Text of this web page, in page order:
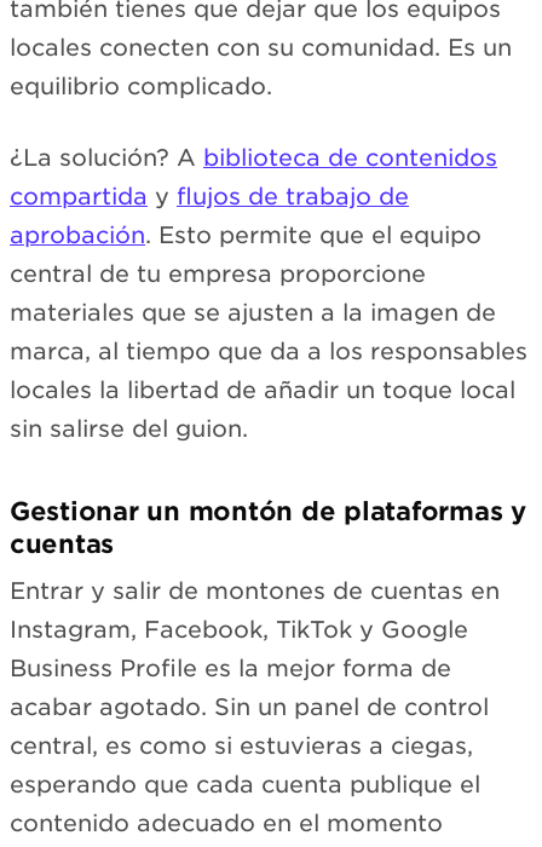
también tienes que dejar que los equipos
locales conecten con su comunidad. Es un
equilibrio complicado.
¿La solución? A biblioteca de contenidos
compartida y flujos de trabajo de
aprobación. Esto permite que el equipo
central de tu empresa proporcione
materiales que se ajusten a la imagen de
marca, al tiempo que da a los responsables
locales la libertad de añadir un toque local
sin salirse del guion.
Gestionar un montón de plataformas y
cuentas
Entrar y salir de montones de cuentas en
Instagram, Facebook, TikTok y Google
Business Profile es la mejor forma de
acabar agotado. Sin un panel de control
central, es como si estuvieras a ciegas,
esperando que cada cuenta publique el
contenido adecuado en el momento